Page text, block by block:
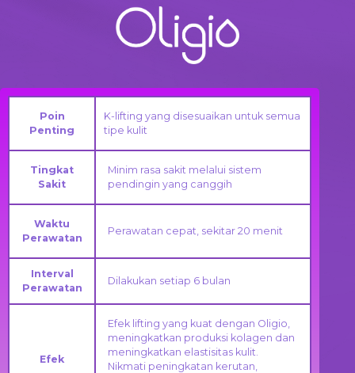
Poin
Penting
K-lifting yang disesuaikan untuk semua
tipe kulit
Tingkat
Sakit
Minim rasa sakit melalui sistem
pendingin yang canggih
Waktu
Perawatan
Perawatan cepat, sekitar 20 menit
Interval
Perawatan
Dilakukan setiap 6 bulan
Efek
Efek lifting yang kuat dengan Oligio,
meningkatkan produksi kolagen dan
meningkatkan elastisitas kulit.
Nikmati peningkatan kerutan,